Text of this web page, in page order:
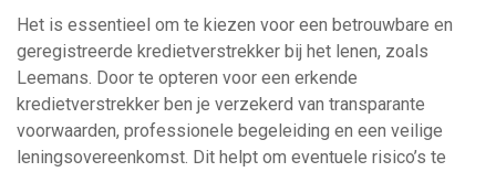
Het is essentieel om te kiezen voor een betrouwbare en
geregistreerde kredietverstrekker bij het lenen, zoals
Leemans. Door te opteren voor een erkende
kredietverstrekker ben je verzekerd van transparante
voorwaarden, professionele begeleiding en een veilige
leningsovereenkomst. Dit helpt om eventuele risico’s te